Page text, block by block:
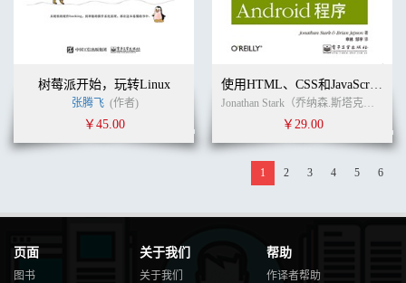
树莓派开始，玩转Linux
张腾飞 (作者)
￥45.00
使用HTML、CSS和JavaScript开发Android程序（第2版）
Jonathan Stark（乔纳森.斯塔克）Brian Jepson（ 布莱恩.杰普森） (作者)
￥29.00
1 2 3 4 5 6
页面
图书
关于我们
关于我们
帮助
作译者帮助